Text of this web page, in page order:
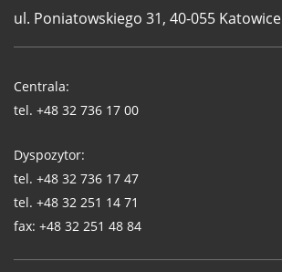
ul. Poniatowskiego 31, 40-055 Katowice
WUG
Centrala:
tel. +48 32 736 17 00
Dyspozytor:
tel. +48 32 736 17 47
tel. +48 32 251 14 71
fax: +48 32 251 48 84